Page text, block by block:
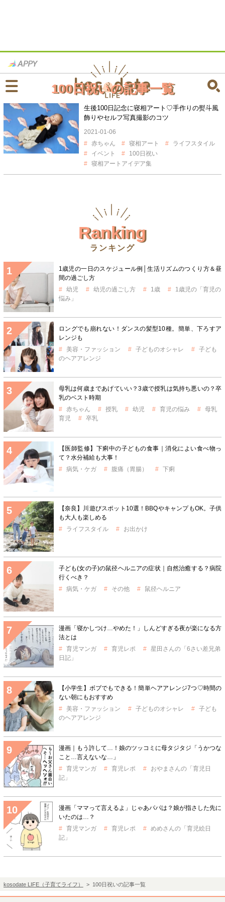
100日祝いの記事一覧
生後100日記念に寝相アート♡手作りの熨斗風
飾りやセルフ写真撮影のコツ
2021-01-06
赤ちゃん
寝相アート
ライフスタイル
イベント
100日祝い
寝相アートアイデア集
Ranking
ランキング
1歳児の一日のスケジュール例│生活リズムのつくり方＆昼
間の過ごし方
幼児
幼児の過ごし方 1歳
1歳児の「育児の
悩み」
ロングでも崩れない！ダンスの髪型10種。簡単、下ろすア
レンジも
美容・ファッション
子どものオシャレ
子ども
のヘアアレンジ
母乳は何歳まであげていい？3歳で授乳は気持ち悪いの？卒
乳のベスト時期
赤ちゃん
授乳 幼児 育児の悩み
母乳
育児
卒乳
【医師監修】下痢中の子どもの食事｜消化によい食べ物っ
て？水分補給も大事！
病気・ケガ
腹痛（胃腸） 下痢
【奈良】川遊びスポット10選！BBQやキャンプもOK。子供
も大人も楽しめる
ライフスタイル
お出かけ
子ども(女の子)の鼠径ヘルニアの症状｜自然治癒する？病院
行くべき？
病気・ケガ
その他 鼠径ヘルニア
漫画「寝かしつけ…やめた！」しんどすぎる夜が楽になる方
法とは
育児マンガ
育児レポ
星田さんの「6さい差兄弟
日記」
【小学生】ボブでもできる！簡単ヘアアレンジ7つ♡時間の
ない朝にもおすすめ
美容・ファッション
子どものオシャレ
子ども
のヘアアレンジ
漫画｜もう許して…！娘のツッコミに母タジタジ「うかつな
こと…言えないな…」
育児マンガ
育児レポ
おやまさんの「育児日
記」
漫画「ママって言えるよ」じゃあパパは？娘が指さした先に
いたのは…？
育児マンガ
育児レポ
めめさんの「育児絵日
記」
kosodate LIFE（子育てライフ） > 100日祝いの記事一覧